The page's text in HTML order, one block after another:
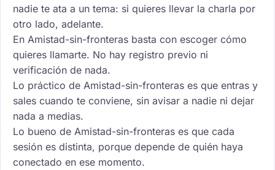
nadie te ata a un tema: si quieres llevar la charla por
otro lado, adelante.
En Amistad-sin-fronteras basta con escoger cómo
quieres llamarte. No hay registro previo ni
verificación de nada.
Lo práctico de Amistad-sin-fronteras es que entras y
sales cuando te conviene, sin avisar a nadie ni dejar
nada a medias.
Lo bueno de Amistad-sin-fronteras es que cada
sesión es distinta, porque depende de quién haya
conectado en ese momento.